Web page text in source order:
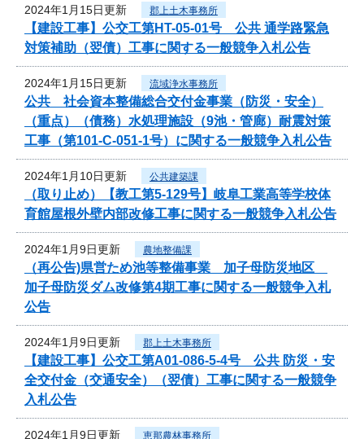
2024年1月15日更新 郡上土木事務所
【建設工事】公交工第HT-05-01号 公共 通学路緊急
対策補助（翌債）工事に関する一般競争入札公告
2024年1月15日更新 流域浄水事務所
公共 社会資本整備総合交付金事業（防災・安全）
（重点）（債務）水処理施設（9池・管廊）耐震対策
工事（第101-C-051-1号）に関する一般競争入札公告
2024年1月10日更新 公共建築課
（取り止め）【教工第5-129号】岐阜工業高等学校体
育館屋根外壁内部改修工事に関する一般競争入札公告
2024年1月9日更新 農地整備課
（再公告)県営ため池等整備事業 加子母防災地区
加子母防災ダム改修第4期工事に関する一般競争入札
公告
2024年1月9日更新 郡上土木事務所
【建設工事】公交工第A01-086-5-4号 公共 防災・安
全交付金（交通安全）（翌債）工事に関する一般競争
入札公告
2024年1月9日更新 恵那農林事務所